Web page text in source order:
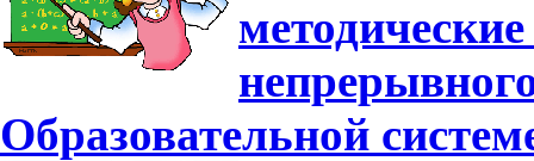
Образовательной